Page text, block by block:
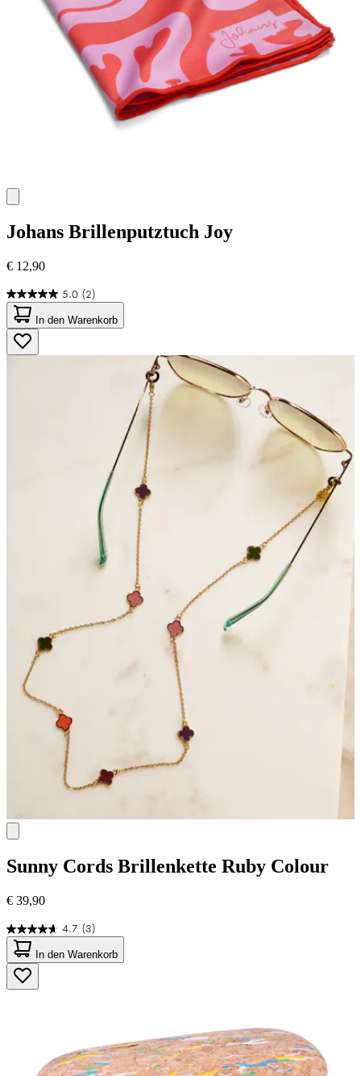
Johans Brillenputztuch Joy
€ 12,90
5.0 (2)
5.0
von
5
Sternen.
2
In den Warenkorb
Sunny Cords Brillenkette Ruby Colour
€ 39,90
4.7 (3)
4.7
von
5
Sternen.
3
In den Warenkorb